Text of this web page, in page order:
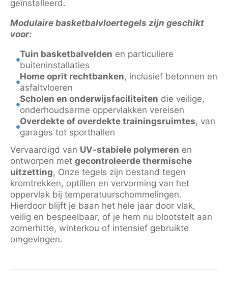
geïnstalleerd.
Modulaire basketbalvloertegels zijn geschikt
voor:
Tuin basketbalvelden en particuliere
buiteninstallaties
Home oprit rechtbanken, inclusief betonnen en
asfaltvloeren
Scholen en onderwijsfaciliteiten die veilige,
onderhoudsarme oppervlakken vereisen
Overdekte of overdekte trainingsruimtes, van
garages tot sporthallen
Vervaardigd van UV-stabiele polymeren en
ontworpen met gecontroleerde thermische
uitzetting, Onze tegels zijn bestand tegen
kromtrekken, optillen en vervorming van het
oppervlak bij temperatuurschommelingen.
Hierdoor blijft je baan het hele jaar door vlak,
veilig en bespeelbaar, of je hem nu blootstelt aan
zomerhitte, winterkou of intensief gebruikte
omgevingen.